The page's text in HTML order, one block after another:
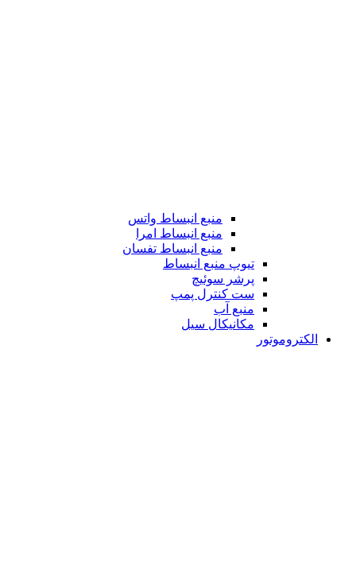
منبع انبساط واتس
منبع انبساط امرا
منبع انبساط تفسان
تیوپ منبع انبساط
پرشر سوئیچ
ست کنترل پمپ
منبع آب
مکانیکال سیل
الکتروموتور